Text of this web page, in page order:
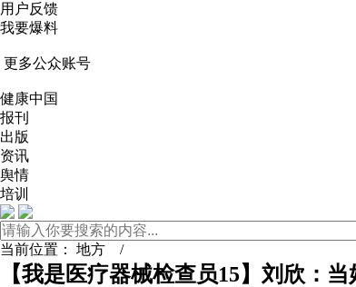
用户反馈
我要爆料
更多公众账号
健康中国
报刊
出版
资讯
舆情
培训
当前位置： 地方 /
【我是医疗器械检查员15】刘欣：